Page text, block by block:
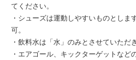
てください。
・シューズは運動しやすいものとしま
可。
・飲料水は「水」のみとさせていただ
・エアゴール、キックターゲットなど